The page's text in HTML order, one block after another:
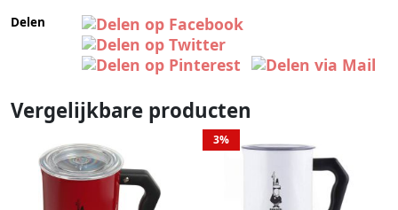
Delen
Vergelijkbare producten
3%